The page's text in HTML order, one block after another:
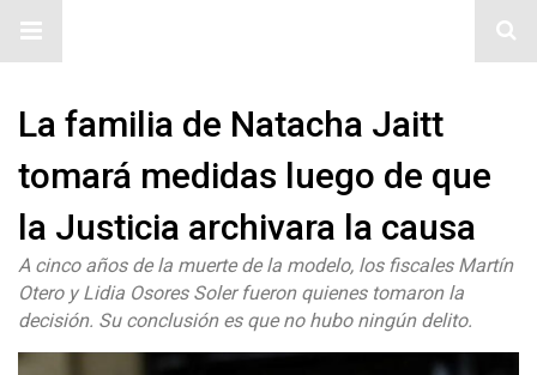
La familia de Natacha Jaitt
tomará medidas luego de que
la Justicia archivara la causa
A cinco años de la muerte de la modelo, los fiscales Martín
Otero y Lidia Osores Soler fueron quienes tomaron la
decisión. Su conclusión es que no hubo ningún delito.